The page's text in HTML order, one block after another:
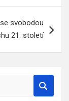
svobodou
21. století